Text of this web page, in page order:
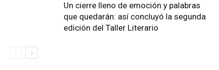
Un cierre lleno de emoción y palabras
que quedarán: así concluyó la segunda
edición del Taller Literario